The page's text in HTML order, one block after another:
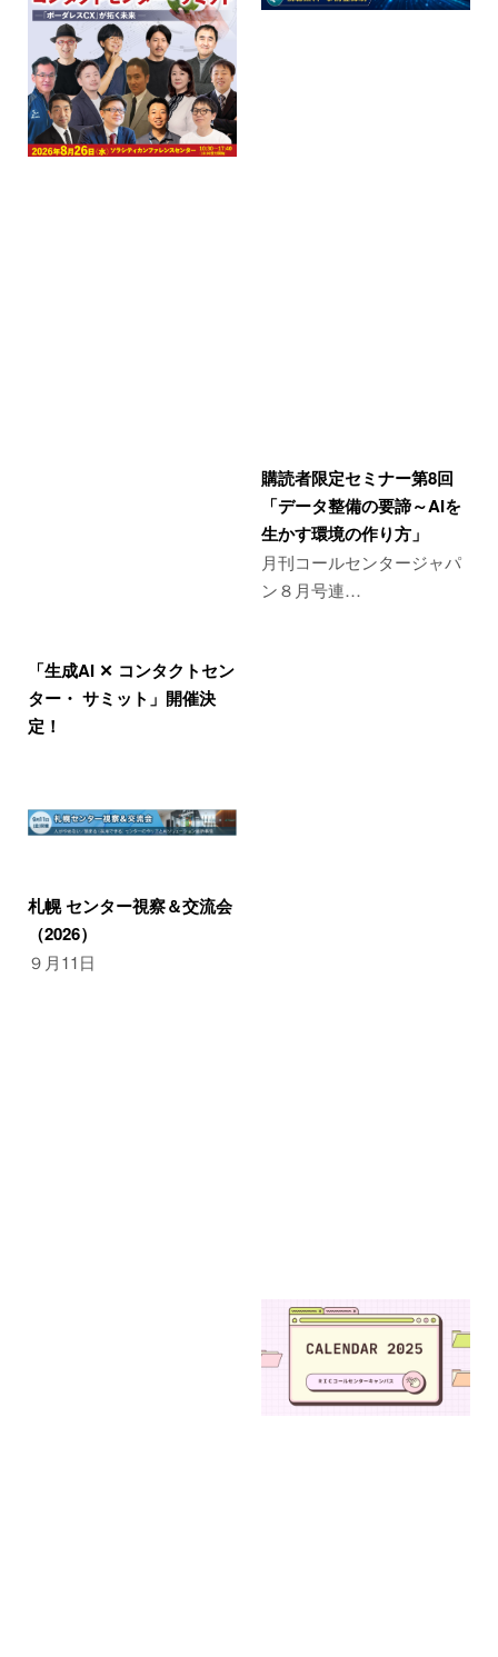
「生成AI ✕ コンタクトセン
ター・ サミット」開催決
定！
購読者限定セミナー第8回
「データ整備の要諦～AIを
生かす環境の作り方」
月刊コールセンタージャパ
ン８月号連…
札幌 センター視察＆交流会
（2026）
９月11日